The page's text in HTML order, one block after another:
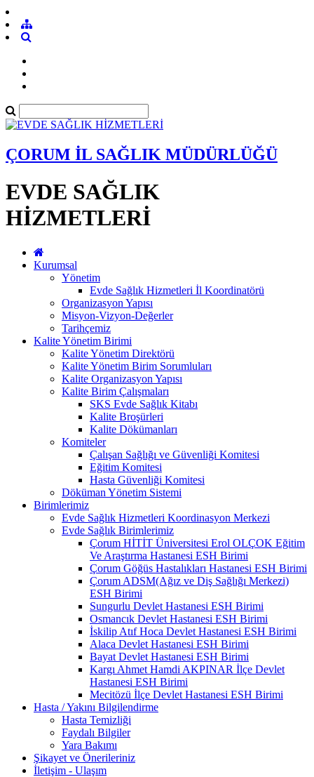
ÇORUM İL SAĞLIK MÜDÜRLÜĞÜ
EVDE SAĞLIK
HİZMETLERİ
Kurumsal
Yönetim
Evde Sağlık Hizmetleri İl Koordinatörü
Organizasyon Yapısı
Misyon-Vizyon-Değerler
Tarihçemiz
Kalite Yönetim Birimi
Kalite Yönetim Direktörü
Kalite Yönetim Birim Sorumluları
Kalite Organizasyon Yapısı
Kalite Birim Çalışmaları
SKS Evde Sağlık Kitabı
Kalite Broşürleri
Kalite Dökümanları
Komiteler
Çalışan Sağlığı ve Güvenliği Komitesi
Eğitim Komitesi
Hasta Güvenliği Komitesi
Döküman Yönetim Sistemi
Birimlerimiz
Evde Sağlık Hizmetleri Koordinasyon Merkezi
Evde Sağlık Birimlerimiz
Çorum HİTİT Üniversitesi Erol OLÇOK Eğitim
Ve Araştırma Hastanesi ESH Birimi
Çorum Göğüs Hastalıkları Hastanesi ESH Birimi
Çorum ADSM(Ağız ve Diş Sağlığı Merkezi)
ESH Birimi
Sungurlu Devlet Hastanesi ESH Birimi
Osmancık Devlet Hastanesi ESH Birimi
İskilip Atıf Hoca Devlet Hastanesi ESH Birimi
Alaca Devlet Hastanesi ESH Birimi
Bayat Devlet Hastanesi ESH Birimi
Kargı Ahmet Hamdi AKPINAR İlçe Devlet
Hastanesi ESH Birimi
Mecitözü İlçe Devlet Hastanesi ESH Birimi
Hasta / Yakını Bilgilendirme
Hasta Temizliği
Faydalı Bilgiler
Yara Bakımı
Şikayet ve Önerileriniz
İletişim - Ulaşım